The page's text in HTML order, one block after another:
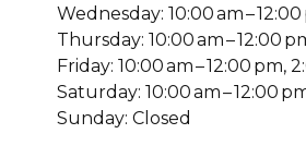
Wednesday: 10:00 am –
Thursday: 10:00 am – 12:00
Friday: 10:00 am – 12:00 pm,
Saturday: 10:00 am – 12:00
Sunday: Closed